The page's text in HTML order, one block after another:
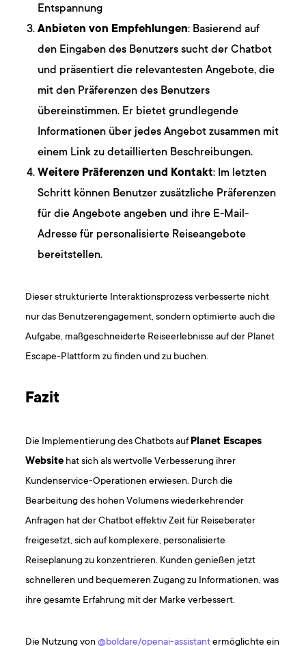
Entspannung
Anbieten von Empfehlungen: Basierend auf
den Eingaben des Benutzers sucht der Chatbot
und präsentiert die relevantesten Angebote, die
mit den Präferenzen des Benutzers
übereinstimmen. Er bietet grundlegende
Informationen über jedes Angebot zusammen mit
einem Link zu detaillierten Beschreibungen.
Weitere Präferenzen und Kontakt: Im letzten
Schritt können Benutzer zusätzliche Präferenzen
für die Angebote angeben und ihre E-Mail-
Adresse für personalisierte Reiseangebote
bereitstellen.
Dieser strukturierte Interaktionsprozess verbesserte nicht
nur das Benutzerengagement, sondern optimierte auch die
Aufgabe, maßgeschneiderte Reiseerlebnisse auf der Planet
Escape-Plattform zu finden und zu buchen.
Fazit
Die Implementierung des Chatbots auf Planet Escapes
Website hat sich als wertvolle Verbesserung ihrer
Kundenservice-Operationen erwiesen. Durch die
Bearbeitung des hohen Volumens wiederkehrender
Anfragen hat der Chatbot effektiv Zeit für Reiseberater
freigesetzt, sich auf komplexere, personalisierte
Reiseplanung zu konzentrieren. Kunden genießen jetzt
schnelleren und bequemeren Zugang zu Informationen, was
ihre gesamte Erfahrung mit der Marke verbessert.
Die Nutzung von@boldare/openai-assistantermöglichte ein